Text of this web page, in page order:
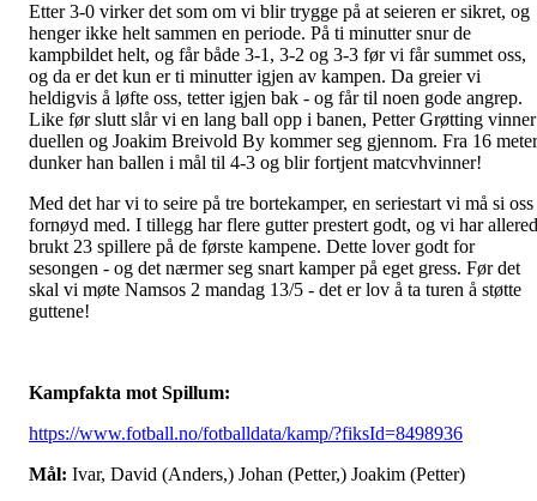
Etter 3-0 virker det som om vi blir trygge på at seieren er sikret, og
henger ikke helt sammen en periode. På ti minutter snur de
kampbildet helt, og får både 3-1, 3-2 og 3-3 før vi får summet oss,
og da er det kun er ti minutter igjen av kampen. Da greier vi
heldigvis å løfte oss, tetter igjen bak - og får til noen gode angrep.
Like før slutt slår vi en lang ball opp i banen, Petter Grøtting vinner
duellen og Joakim Breivold By kommer seg gjennom. Fra 16 meter
dunker han ballen i mål til 4-3 og blir fortjent matcvhvinner!
Med det har vi to seire på tre bortekamper, en seriestart vi må si oss
fornøyd med. I tillegg har flere gutter prestert godt, og vi har
brukt 23 spillere på de første kampene. Dette lover godt for
sesongen - og det nærmer seg snart kamper på eget gress. Før det
skal vi møte Namsos 2 mandag 13/5 - det er lov å ta turen å støtte
guttene!
Kampfakta mot Spillum:
https://www.fotball.no/fotballdata/kamp/?fiksId=8498936
Mål: Ivar, David (Anders,) Johan (Petter,) Joakim (Petter)